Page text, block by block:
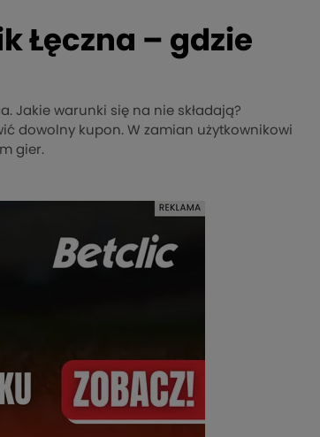
Łęczna – gdzie
Jakie warunki się na nie składają?
dowolny kupon. W zamian użytkownikowi
gier.